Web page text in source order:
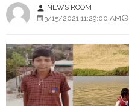
person NEWS ROOM
3/15/2021 11:29:00 AM